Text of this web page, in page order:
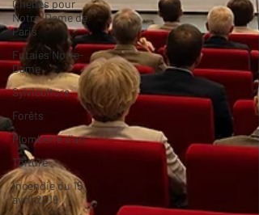
Chênes pour
Notre-Dame de
Paris
Futaies Notre-
Dame
Sylviculture
Forêts
Plomberie d'art
Toiture
Incendie du 15
avril 2019